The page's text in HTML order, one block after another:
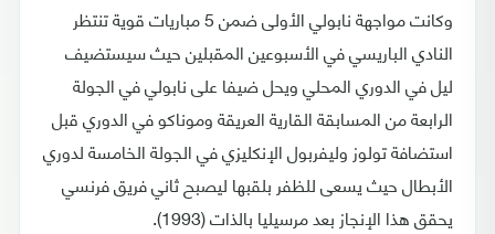
وكانت مواجهة نابولي الأولى ضمن 5 مباريات قوية تنتظر
النادي الباريسي في الأسبوعين المقبلين حيث سيستضيف
ليل في الدوري المحلي ويحل ضيفا على نابولي في الجولة
الرابعة من المسابقة القارية العريقة وموناكو في الدوري قبل
استضافة تولوز وليفربول الإنكليزي في الجولة الخامسة لدوري
الأبطال حيث يسعى للظفر بلقبها ليصبح ثاني فريق فرنسي
يحقق هذا الإنجاز بعد مرسيليا بالذات (1993).